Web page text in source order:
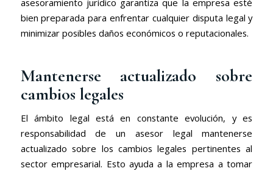
bien preparada para enfrentar cualquier disputa legal y
minimizar posibles daños económicos o reputacionales.
Mantenerse actualizado sobre
cambios legales
El ámbito legal está en constante evolución, y es
responsabilidad de un asesor legal mantenerse
actualizado sobre los cambios legales pertinentes al
sector empresarial. Esto ayuda a la empresa a tomar